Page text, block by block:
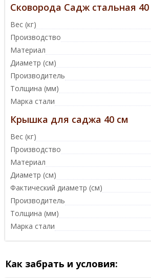
Сковорода Садж стальная 40
Вес (кг)
Производство
Материал
Диаметр (см)
Производитель
Толщина (мм)
Марка стали
Крышка для саджа 40 см
Вес (кг)
Производство
Материал
Диаметр (см)
Фактический диаметр (см)
Производитель
Толщина (мм)
Марка стали
Как забрать и условия: